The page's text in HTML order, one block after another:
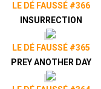
LE DÉ FAUSSÉ #366
INSURRECTION
LE DÉ FAUSSÉ #365
PREY ANOTHER DAY